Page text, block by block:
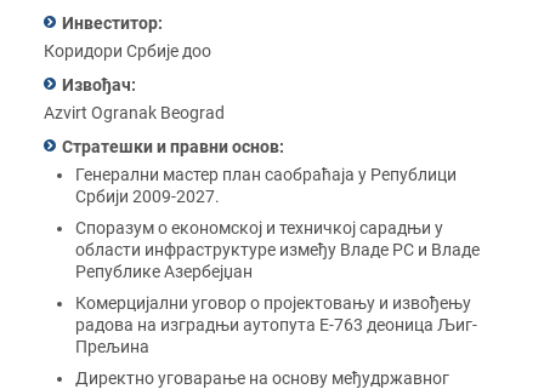
Инвеститор:
Коридори Србије доо
Извођач:
Azvirt Ogranak Beograd
Стратешки и правни основ:
Генерални мастер план саобраћаја у Републици
Србији 2009-2027.
Споразум о економској и техничкој сарадњи у
области инфраструктуре између Владе РС и Владе
Републике Азербејџан
Комерцијални уговор о пројектовању и извођењу
радова на изградњи аутопута Е-763 деоница Љиг-
Прељина
Директно уговарање на основу међудржавног